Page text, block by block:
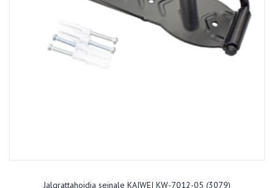
Jalgrattahoidja seinale KAIWEI KW-7012-05 (3079)